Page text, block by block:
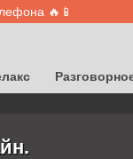
🔥📱